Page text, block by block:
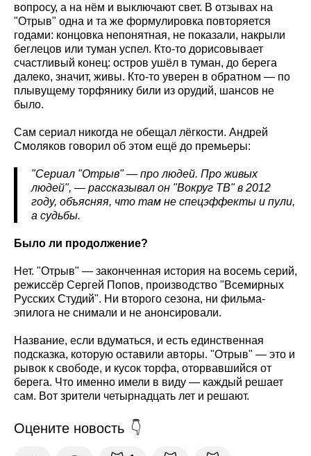
вопросу, а на нём и выключают свет. В отзывах на
"Отрыв" одна и та же формулировка повторяется
годами: концовка непонятная, не показали, накрыли
беглецов или туман успел. Кто-то дорисовывает
счастливый конец: остров ушёл в туман, до берега
далеко, значит, живы. Кто-то уверен в обратном — по
плывущему торфянику били из орудий, шансов не
было.
Сам сериал никогда не обещал лёгкости. Андрей
Смоляков говорил об этом ещё до премьеры:
"Сериал "Отрыв" — про людей. Про живых
людей", — рассказывал он "Вокруг ТВ" в 2012
году, объясняя, что там не спецэффекты и пули,
а судьбы.
Было ли продолжение?
Нет. "Отрыв" — законченная история на восемь серий,
режиссёр Сергей Попов, производство "Всемирных
Русских Студий". Ни второго сезона, ни фильма-
эпилога не снимали и не анонсировали.
Название, если вдуматься, и есть единственная
подсказка, которую оставили авторы. "Отрыв" — это и
рывок к свободе, и кусок торфа, оторвавшийся от
берега. Что именно имели в виду — каждый решает
сам. Вот зрители четырнадцать лет и решают.
Оцените новость